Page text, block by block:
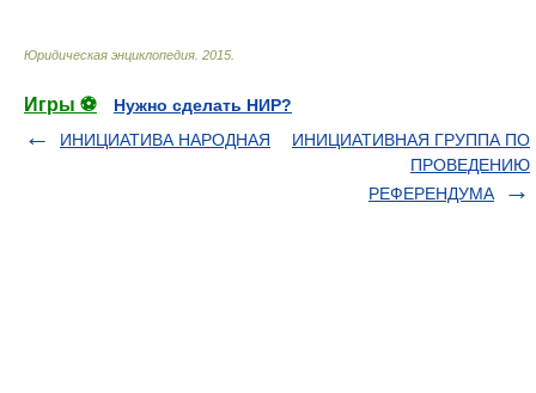
Юридическая энциклопедия 2015
Игры ⚽
Нужно сделать НИР?
ИНИЦИАТИВА НАРОДНАЯ
ИНИЦИАТИВНАЯ ГРУППА ПО
ПРОВЕДЕНИЮ
РЕФЕРЕНДУМА